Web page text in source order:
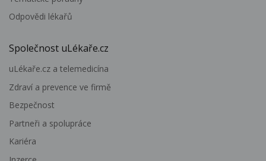
Odpovědi lékařů
Společnost uLékaře.cz
uLékaře.cz a telemedicína
Zdraví a prevence ve firmě
Bezpečnost
Partneři a spolupráce
Kariéra